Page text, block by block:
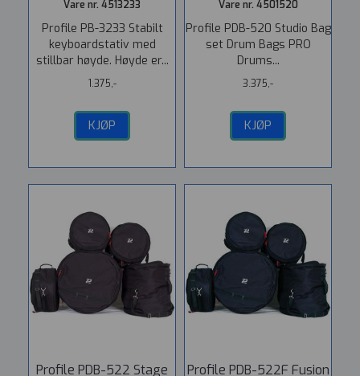
Vare nr. 4513233
Profile PB-3233 Stabilt
keyboardstativ med
stillbar høyde. Høyde er...
1.375,-
KJØP
Vare nr. 4501520
Profile PDB-520 Studio Bag
set Drum Bags PRO
Drums...
3.375,-
KJØP
Profile PDB-522 Stage Profile PDB-522F Fusion